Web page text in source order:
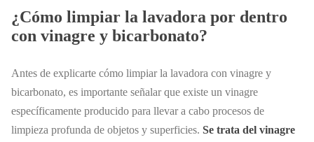
¿Cómo limpiar la lavadora por dentro
con vinagre y bicarbonato?
Antes de explicarte cómo limpiar la lavadora con vinagre y
bicarbonato, es importante señalar que existe un vinagre
específicamente producido para llevar a cabo procesos de
limpieza profunda de objetos y superficies. Se trata del vinagre